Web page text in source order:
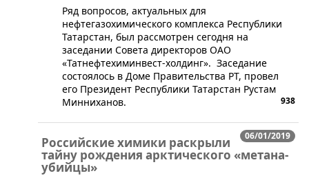
​Ряд вопросов, актуальных для
нефтегазохимического комплекса Республики
Татарстан, был рассмотрен сегодня на
заседании Совета директоров ОАО
«Татнефтехиминвест-холдинг». Заседание
состоялось в Доме Правительства РТ, провел
его Президент Республики Татарстан Рустам
Минниханов.
938
06/01/2019
Российские химики раскрыли
тайну рождения арктического «метана-
убийцы»